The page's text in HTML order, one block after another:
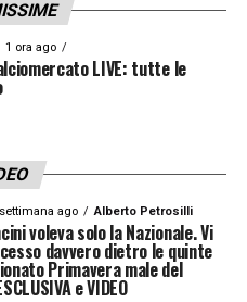
Chiellini perchè
ha tutto».
che parlo di
sono giù che si
troppo rispetto a loro
che
bastare per
mia»
1 ora ago
LIVE: tutte le
ago Alberto Petrosilli
voleva solo la Nazionale. Vi
davvero dietro le quinte
Primavera male del
e VIDEO